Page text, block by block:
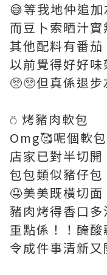
😅等我地仲追
而豆卜索晒汁實
其他配料有番
以前覺得好好味
🥺🥺但真係退步
⍥ 烤豬肉軟包
Omg🥰呢個軟
店家已對半切開
包包類似豬仔
🤤美美既橫切面
豬肉烤得香口
重點係！！醃酸
令成件事清新又